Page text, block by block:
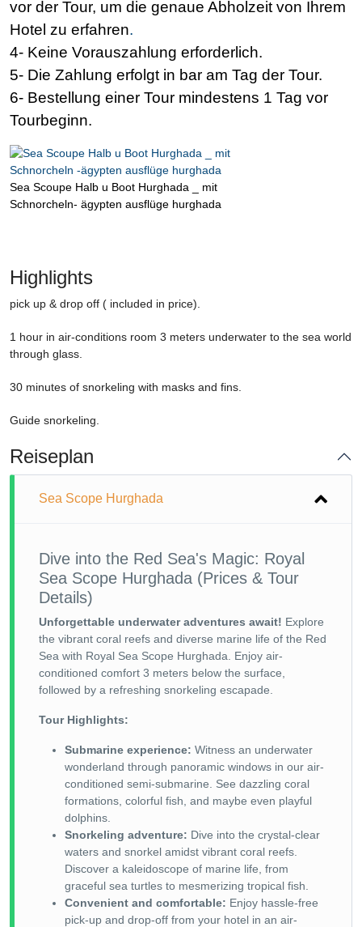
vor der Tour, um die genaue Abholzeit von Ihrem
Hotel zu erfahren.
4- Keine Vorauszahlung erforderlich.
5- Die Zahlung erfolgt in bar am Tag der Tour.
6- Bestellung einer Tour mindestens 1 Tag vor
Tourbeginn.
Sea Scoupe Halb u Boot Hurghada _ mit
Schnorcheln- ägypten ausflüge hurghada
Highlights
pick up & drop off ( included in price).
1 hour in air-conditions room 3 meters underwater to the sea world
through glass.
30 minutes of snorkeling with masks and fins.
Guide snorkeling.
Reiseplan
Sea Scope Hurghada
Dive into the Red Sea's Magic: Royal
Sea Scope Hurghada (Prices & Tour
Details)
Unforgettable underwater adventures await! Explore
the vibrant coral reefs and diverse marine life of the Red
Sea with Royal Sea Scope Hurghada. Enjoy air-
conditioned comfort 3 meters below the surface,
followed by a refreshing snorkeling escapade.
Tour Highlights:
Submarine experience: Witness an underwater
wonderland through panoramic windows in our air-
conditioned semi-submarine. See dazzling coral
formations, colorful fish, and maybe even playful
dolphins.
Snorkeling adventure: Dive into the crystal-clear
waters and snorkel amidst vibrant coral reefs.
Discover a kaleidoscope of marine life, from
graceful sea turtles to mesmerizing tropical fish.
Convenient and comfortable: Enjoy hassle-free
pick-up and drop-off from your hotel in an air-